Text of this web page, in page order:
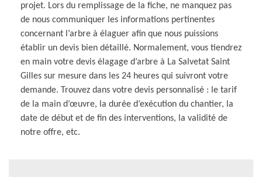
projet. Lors du remplissage de la fiche, ne manquez pas
de nous communiquer les informations pertinentes
concernant l’arbre à élaguer afin que nous puissions
établir un devis bien détaillé. Normalement, vous tiendrez
en main votre devis élagage d’arbre à La Salvetat Saint
Gilles sur mesure dans les 24 heures qui suivront votre
demande. Trouvez dans votre devis personnalisé : le tarif
de la main d’œuvre, la durée d’exécution du chantier, la
date de début et de fin des interventions, la validité de
notre offre, etc.